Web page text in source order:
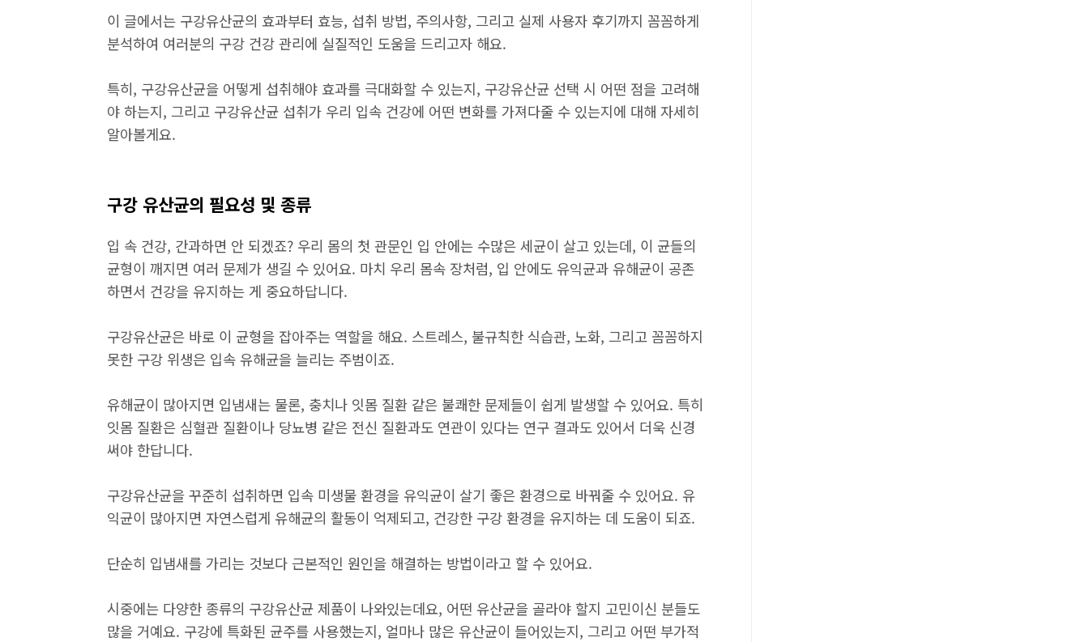
이 글에서는 구강유산균의 효과부터 효능, 섭취 방법, 주의사항, 그리고 실제 사용자 후기까지 꼼꼼하게
분석하여 여러분의 구강 건강 관리에 실질적인 도움을 드리고자 해요.
특히, 구강유산균을 어떻게 섭취해야 효과를 극대화할 수 있는지, 구강유산균 선택 시 어떤 점을 고려해
야 하는지, 그리고 구강유산균 섭취가 우리 입속 건강에 어떤 변화를 가져다줄 수 있는지에 대해 자세히
알아볼게요.
구강 유산균의 필요성 및 종류
입 속 건강, 간과하면 안 되겠죠? 우리 몸의 첫 관문인 입 안에는 수많은 세균이 살고 있는데, 이 균들의
균형이 깨지면 여러 문제가 생길 수 있어요. 마치 우리 몸속 장처럼, 입 안에도 유익균과 유해균이 공존
하면서 건강을 유지하는 게 중요하답니다.
구강유산균은 바로 이 균형을 잡아주는 역할을 해요. 스트레스, 불규칙한 식습관, 노화, 그리고 꼼꼼하지
못한 구강 위생은 입속 유해균을 늘리는 주범이죠.
유해균이 많아지면 입냄새는 물론, 충치나 잇몸 질환 같은 불쾌한 문제들이 쉽게 발생할 수 있어요. 특히
잇몸 질환은 심혈관 질환이나 당뇨병 같은 전신 질환과도 연관이 있다는 연구 결과도 있어서 더욱 신경
써야 한답니다.
구강유산균을 꾸준히 섭취하면 입속 미생물 환경을 유익균이 살기 좋은 환경으로 바꿔줄 수 있어요. 유
익균이 많아지면 자연스럽게 유해균의 활동이 억제되고, 건강한 구강 환경을 유지하는 데 도움이 되죠.
단순히 입냄새를 가리는 것보다 근본적인 원인을 해결하는 방법이라고 할 수 있어요.
시중에는 다양한 종류의 구강유산균 제품이 나와있는데요, 어떤 유산균을 골라야 할지 고민이신 분들도
많을 거예요. 구강에 특화된 균주를 사용했는지, 얼마나 많은 유산균이 들어있는지, 그리고 어떤 부가적